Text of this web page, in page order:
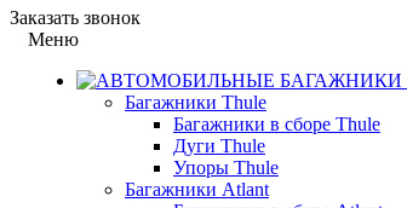
Заказать звонок
Меню
Багажники Thule
Багажники в сборе Thule
Дуги Thule
Упоры Thule
Багажники Atlant